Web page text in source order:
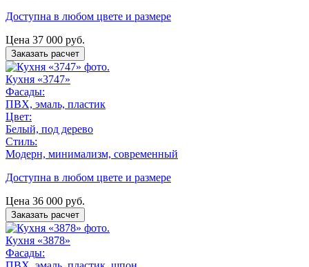
Доступна в любом цвете и размере
Цена 37 000 руб.
Заказать расчет
Кухня «3747»
Фасады:
ПВХ, эмаль, пластик
Цвет:
Белый, под дерево
Стиль:
Модерн, минимализм, современный
Доступна в любом цвете и размере
Цена 36 000 руб.
Заказать расчет
Кухня «3878»
Фасады: